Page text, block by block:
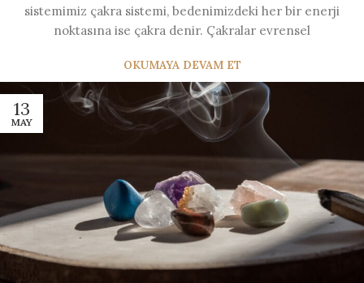
sistemimiz çakra sistemi, bedenimizdeki her bir enerji
noktasına ise çakra denir. Çakralar evrensel
OKUMAYA DEVAM ET
13
MAY